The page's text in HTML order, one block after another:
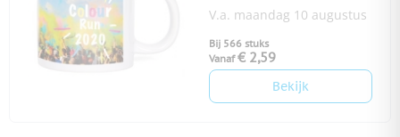
V.a. maandag 10 augustus
Bij 566 stuks
Vanaf € 2,59
Bekijk